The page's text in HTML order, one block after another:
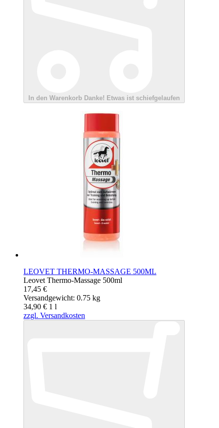
In den Warenkorb Danke! Etwas ist schiefgelaufen
LEOVET THERMO-MASSAGE 500ML
Leovet Thermo-Massage 500ml
17,45 €
Versandgewicht: 0.75 kg
34,90 € 1 l
zzgl. Versandkosten